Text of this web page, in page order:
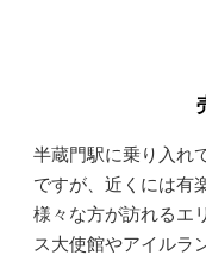
半蔵門駅に乗り入れ
ですが、近くには有
様々な方が訪れるエ
ス大使館やアイルラ